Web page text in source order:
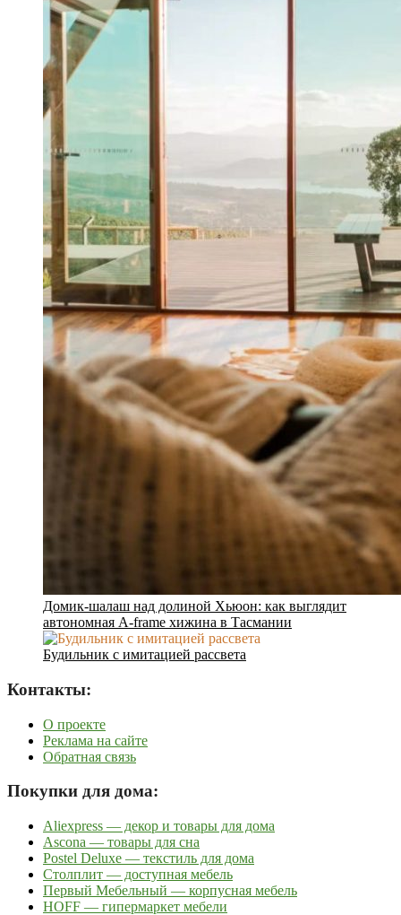
Домик-шалаш над долиной Хьюон: как выглядит
автономная A-frame хижина в Тасмании
Будильник с имитацией рассвета
Контакты:
О проекте
Реклама на сайте
Обратная связь
Покупки для дома:
Aliexpress — декор и товары для дома
Ascona — товары для сна
Postel Deluxe — текстиль для дома
Столплит — доступная мебель
Первый Мебельный — корпусная мебель
HOFF — гипермаркет мебели